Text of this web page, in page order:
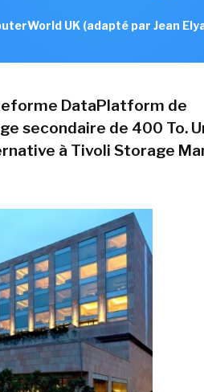
UK (adapté par Jean
DataPlatform de
secondaire de 400 To.
à Tivoli Storage